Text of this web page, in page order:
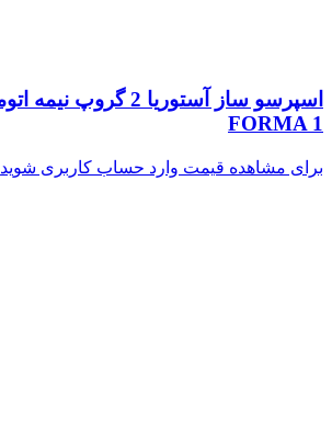
FORMA 1
برای مشاهده قیمت وارد حساب کاربری شوید